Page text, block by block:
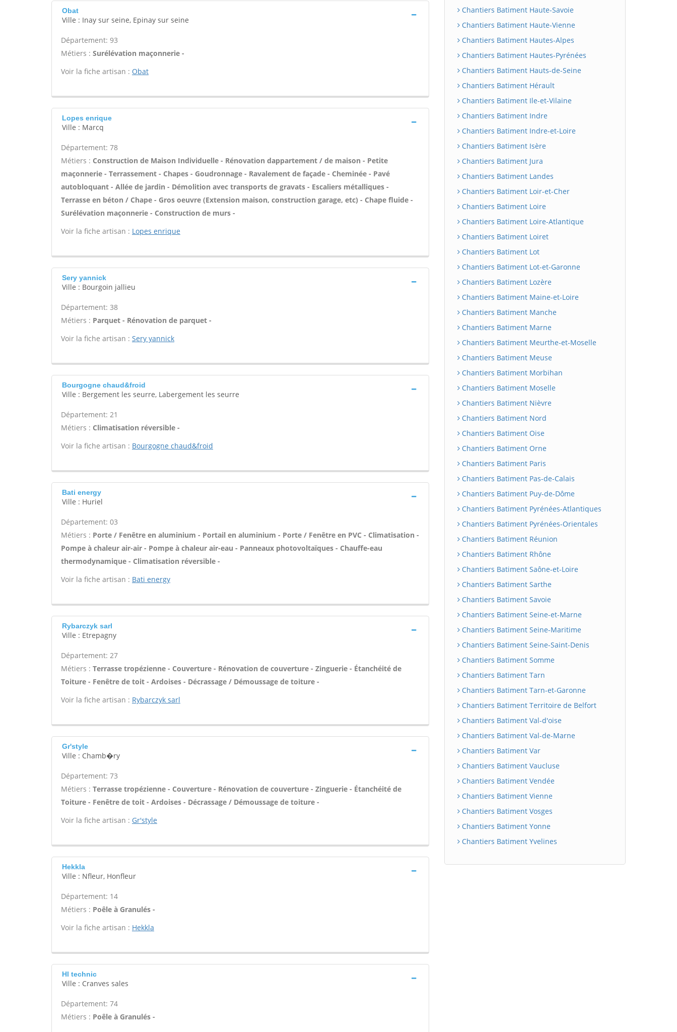
Obat
Ville : Inay sur seine, Epinay sur seine
Département: 93
Métiers : Surélévation maçonnerie -
Voir la fiche artisan : Obat
Lopes enrique
Ville : Marcq
Département: 78
Métiers : Construction de Maison Individuelle - Rénovation dappartement / de maison - Petite
maçonnerie - Terrassement - Chapes - Goudronnage - Ravalement de façade - Cheminée - Pavé
autobloquant - Allée de jardin - Démolition avec transports de gravats - Escaliers métalliques -
Terrasse en béton / Chape - Gros oeuvre (Extension maison, construction garage, etc) - Chape fluide -
Surélévation maçonnerie - Construction de murs -
Voir la fiche artisan : Lopes enrique
Sery yannick
Ville : Bourgoin jallieu
Département: 38
Métiers : Parquet - Rénovation de parquet -
Voir la fiche artisan : Sery yannick
Bourgogne chaud&froid
Ville : Bergement les seurre, Labergement les seurre
Département: 21
Métiers : Climatisation réversible -
Voir la fiche artisan : Bourgogne chaud&froid
Bati energy
Ville : Huriel
Département: 03
Métiers : Porte / Fenêtre en aluminium - Portail en aluminium - Porte / Fenêtre en PVC - Climatisation -
Pompe à chaleur air-air - Pompe à chaleur air-eau - Panneaux photovoltaïques - Chauffe-eau
thermodynamique - Climatisation réversible -
Voir la fiche artisan : Bati energy
Rybarczyk sarl
Ville : Etrepagny
Département: 27
Métiers : Terrasse tropézienne - Couverture - Rénovation de couverture - Zinguerie - Étanchéité de
Toiture - Fenêtre de toit - Ardoises - Décrassage / Démoussage de toiture -
Voir la fiche artisan : Rybarczyk sarl
Gr'style
Ville : Chamb�ry
Département: 73
Métiers : Terrasse tropézienne - Couverture - Rénovation de couverture - Zinguerie - Étanchéité de
Toiture - Fenêtre de toit - Ardoises - Décrassage / Démoussage de toiture -
Voir la fiche artisan : Gr'style
Hekkla
Ville : Nfleur, Honfleur
Département: 14
Métiers : Poêle à Granulés -
Voir la fiche artisan : Hekkla
Hl technic
Ville : Cranves sales
Département: 74
Métiers : Poêle à Granulés -
Chantiers Batiment Haute-Savoie
Chantiers Batiment Haute-Vienne
Chantiers Batiment Hautes-Alpes
Chantiers Batiment Hautes-Pyrénées
Chantiers Batiment Hauts-de-Seine
Chantiers Batiment Hérault
Chantiers Batiment Ile-et-Vilaine
Chantiers Batiment Indre
Chantiers Batiment Indre-et-Loire
Chantiers Batiment Isère
Chantiers Batiment Jura
Chantiers Batiment Landes
Chantiers Batiment Loir-et-Cher
Chantiers Batiment Loire
Chantiers Batiment Loire-Atlantique
Chantiers Batiment Loiret
Chantiers Batiment Lot
Chantiers Batiment Lot-et-Garonne
Chantiers Batiment Lozère
Chantiers Batiment Maine-et-Loire
Chantiers Batiment Manche
Chantiers Batiment Marne
Chantiers Batiment Meurthe-et-Moselle
Chantiers Batiment Meuse
Chantiers Batiment Morbihan
Chantiers Batiment Moselle
Chantiers Batiment Nièvre
Chantiers Batiment Nord
Chantiers Batiment Oise
Chantiers Batiment Orne
Chantiers Batiment Paris
Chantiers Batiment Pas-de-Calais
Chantiers Batiment Puy-de-Dôme
Chantiers Batiment Pyrénées-Atlantiques
Chantiers Batiment Pyrénées-Orientales
Chantiers Batiment Réunion
Chantiers Batiment Rhône
Chantiers Batiment Saône-et-Loire
Chantiers Batiment Sarthe
Chantiers Batiment Savoie
Chantiers Batiment Seine-et-Marne
Chantiers Batiment Seine-Maritime
Chantiers Batiment Seine-Saint-Denis
Chantiers Batiment Somme
Chantiers Batiment Tarn
Chantiers Batiment Tarn-et-Garonne
Chantiers Batiment Territoire de Belfort
Chantiers Batiment Val-d'oise
Chantiers Batiment Val-de-Marne
Chantiers Batiment Var
Chantiers Batiment Vaucluse
Chantiers Batiment Vendée
Chantiers Batiment Vienne
Chantiers Batiment Vosges
Chantiers Batiment Yonne
Chantiers Batiment Yvelines